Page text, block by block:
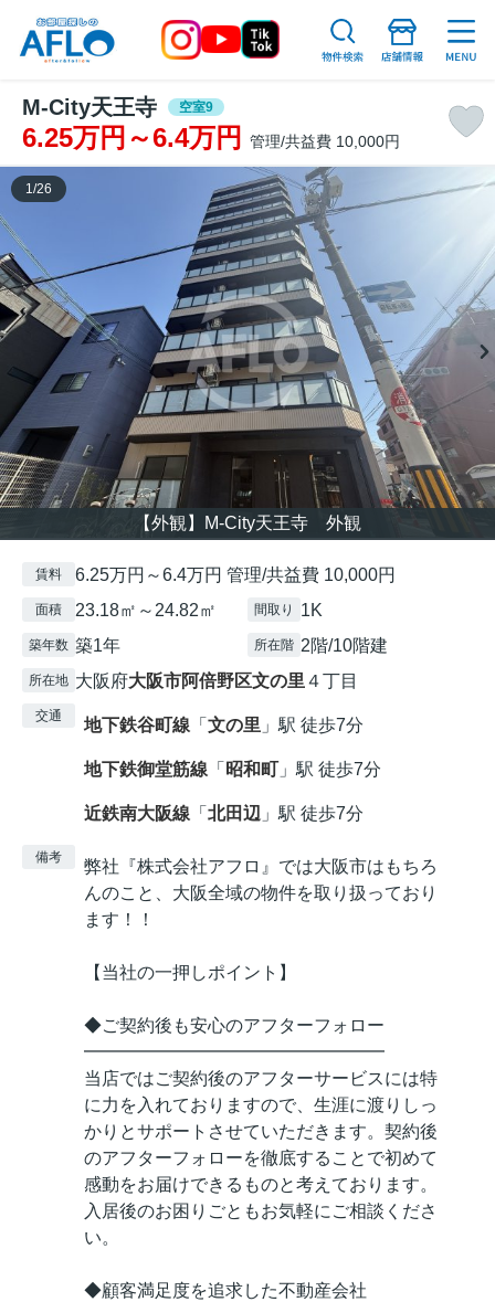
M-City天王寺 空室9
6.25万円～6.4万円 管理/共益費 10,000円
【外観】M-City天王寺 外観
1 /26
賃料 6.25万円～6.4万円 管理/共益費 10,000円
面積 23.18㎡～24.82㎡ 間取り 1K
築年数 築1年 所在階 2階/10階建
所在地 大阪府大阪市阿倍野区文の里 ４丁目
交通 地下鉄谷町線 「 文の里 」駅 徒歩7分
地下鉄御堂筋線 「 昭和町 」駅 徒歩7分
近鉄南大阪線 「 北田辺 」駅 徒歩7分
備考
弊社『株式会社アフロ』では大阪市はもちろ
んのこと、大阪全域の物件を取り扱っており
ます！！
【当社の一押しポイント】
◆ご契約後も安心のアフターフォロー
━━━━━━━━━━━━━━━━━
当店ではご契約後のアフターサービスには特
に力を入れておりますので、生涯に渡りしっ
かりとサポートさせていただきます。契約後
のアフターフォローを徹底することで初めて
感動をお届けできるものと考えております。
入居後のお困りごともお気軽にご相談くださ
い。
◆顧客満足度を追求した不動産会社